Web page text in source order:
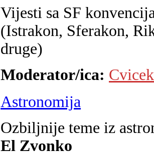
Vijesti sa SF
(Istrakon, Sferakon,
druge)
Moderator/ica: Cvicek
Astronomija
Ozbiljnije teme iz
El Zvonko